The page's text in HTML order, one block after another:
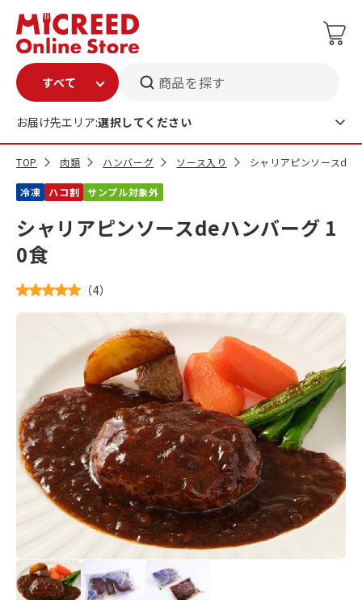
商品を探す
お届け先エリア:選択してください
TOP 肉類 ハンバーグ ソース入り シャリアピンソースde
冷凍 ハコ割 サンプル対象外
シャリアピンソースdeハンバーグ 1
0食
（4）